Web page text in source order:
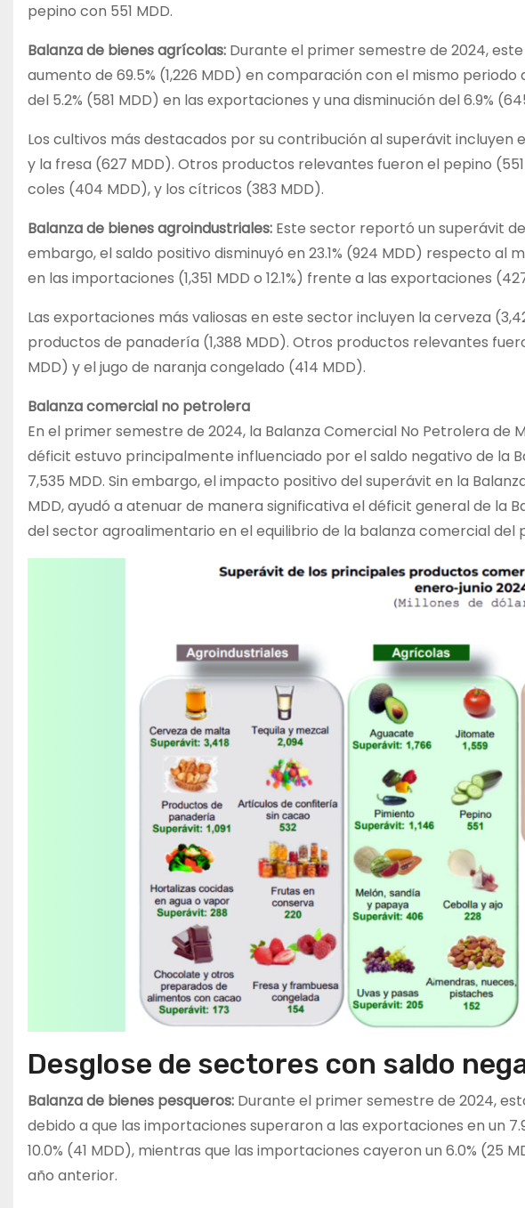
pepino con 551 MDD.
Balanza de bienes agrícolas: Durante el primer semestre de 2024,
aumento de 69.5% (1,226 MDD) en comparación con el mismo
del 5.2% (581 MDD) en las exportaciones y una disminución del 6.9%
Los cultivos más destacados por su contribución al superávit incluyen
y la fresa (627 MDD). Otros productos relevantes fueron el pepino
coles (404 MDD), y los cítricos (383 MDD).
Balanza de bienes agroindustriales: Este sector reportó un superávit
embargo, el saldo positivo disminuyó en 23.1% (924 MDD) respecto al
en las importaciones (1,351 MDD o 12.1%) frente a las exportaciones
Las exportaciones más valiosas en este sector incluyen la cerveza
productos de panadería (1,388 MDD). Otros productos relevantes
MDD) y el jugo de naranja congelado (414 MDD).
Balanza comercial no petrolera
En el primer semestre de 2024, la Balanza Comercial No Petrolera de
déficit estuvo principalmente influenciado por el saldo negativo de la
7,535 MDD. Sin embargo, el impacto positivo del superávit en la
MDD, ayudó a atenuar de manera significativa el déficit general de la
del sector agroalimentario en el equilibrio de la balanza comercial del
Desglose de sectores con saldo
Balanza de bienes pesqueros: Durante el primer semestre de 2024,
debido a que las importaciones superaron a las exportaciones en un
10.0% (41 MDD), mientras que las importaciones cayeron un 6.0% (25
año anterior.